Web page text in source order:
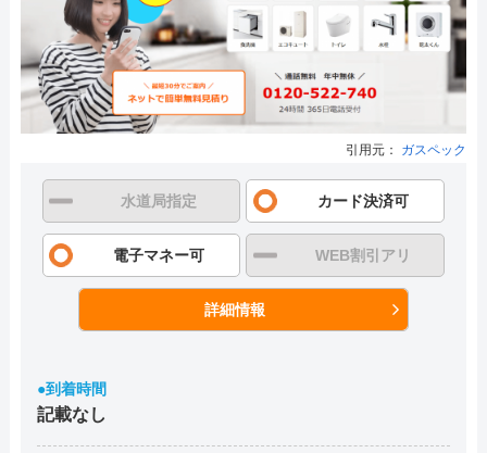
引用元： ガスペック
水道局指定 カード決済可
電子マネー可 WEB割引アリ
詳細情報
●到着時間
記載なし